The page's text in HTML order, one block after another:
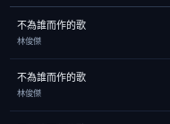
不為誰而作的歌
林俊傑
不為誰而作的歌
林俊傑